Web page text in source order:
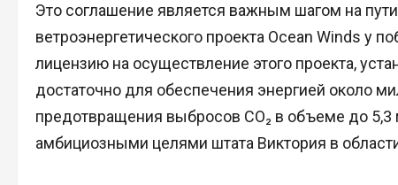
Это соглашение является важным шагом на
ветроэнергетического проекта Ocean Winds у
лицензию на осуществление этого проекта,
достаточно для обеспечения энергией около
предотвращения выбросов CO₂ в объеме до 5,3
амбициозными целями штата Виктория в